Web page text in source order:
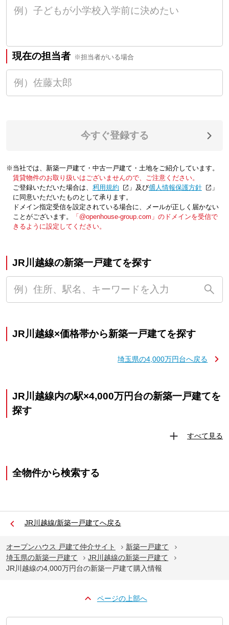
現在の担当者 ※担当者がいる場合
今すぐ登録する
※当社では、新築一戸建て・中古一戸建て・土地をご紹介しています。
賃貸物件のお取り扱いはございませんので、ご注意ください。
ご登録いただいた場合は、「利用規約 」及び「個人情報保護方針
」
に同意いただいたものとして承ります。
ドメイン指定受信を設定されている場合に、メールが正しく届かない
ことがございます。
「@openhouse-group.com」のドメインを受信で
きるように設定してください。
JR川越線の新築一戸建てを探す
JR川越線×価格帯から新築一戸建てを探す
埼玉県の4,000万円台へ戻る
JR川越線内の駅×4,000万円台の新築一戸建てを
探す
すべて見る
全物件から検索する
JR川越線/新築一戸建てへ戻る
オープンハウス 戸建て仲介サイト
新築一戸建て
埼玉県の新築一戸建て
JR川越線の新築一戸建て
JR川越線の4,000万円台の新築一戸建て購入情報
ページの上部へ